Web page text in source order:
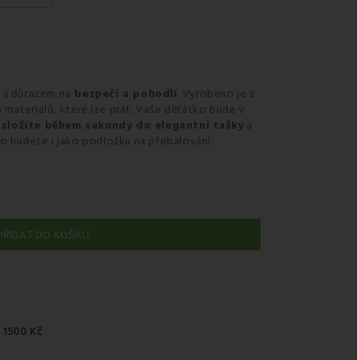
důrazem na bezpečí a pohodlí . Vyrobeno je z
které lze prát. Vaše děťátko bude v
složíte během sekundy do elegantní tašky a
budete i jako podložku na přebalování.
DO KOŠÍKU
Kč